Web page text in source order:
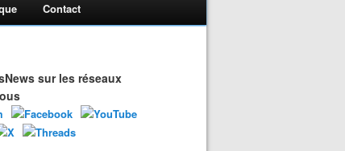
Contact
sur les réseaux